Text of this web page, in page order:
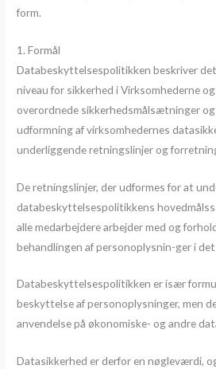
form.
1. Formål
Databeskyttelsespolitikken beskriver
niveau for sikkerhed i Virksomhederne
overordnede sikkerhedsmålsætninger
udformning af virksomhedernes
underliggende retningslinjer og
De retningslinjer, der udformes for at
databeskyttelsespolitikkens
alle medarbejdere arbejder med og
behandlingen af personoplysnin-ger i
Databeskyttelsespolitikken er især
beskyttelse af personoplysninger, men
anvendelse på økonomiske- og andre
Datasikkerhed er derfor en nøgleværdi,